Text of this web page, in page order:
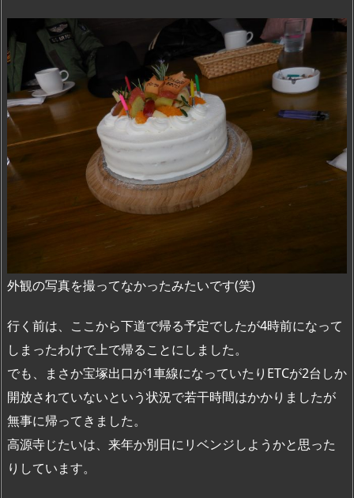
外観の写真を撮ってなかったみたいです(笑)
行く前は、ここから下道で帰る予定でしたが4時前になって
しまったわけで上で帰ることにしました。
でも、まさか宝塚出口が1車線になっていたりETCが2台しか
開放されていないという状況で若干時間はかかりましたが
無事に帰ってきました。
高源寺じたいは、来年か別日にリベンジしようかと思った
りしています。